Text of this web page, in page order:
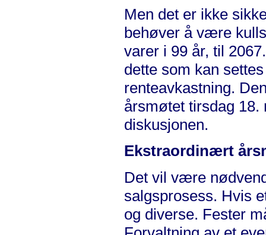
Men det er ikke
behøver å være
varer i 99 år, til
dette som kan
renteavkastning.
årsmøtet tirsdag 18.
diskusjonen.
Ekstraordinært
Det vil være
salgsprosess. Hvis
og diverse. Fester